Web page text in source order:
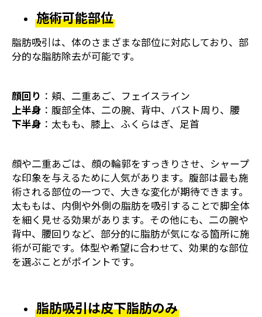
施術可能部位
脂肪吸引は、体のさまざまな部位に対応しており、部
分的な脂肪除去が可能です。
顔回り ：頬、二重あご、フェイスライン
上半身 ：腹部全体、二の腕、背中、バスト周り、腰
下半身 ：太もも、膝上、ふくらはぎ、足首
顔や二重あごは、顔の輪郭をすっきりさせ、シャープ
な印象を与えるために人気があります。腹部は最も施
術される部位の一つで、大きな変化が期待できます。
太ももは、内側や外側の脂肪を吸引することで脚全体
を細く見せる効果があります。その他にも、二の腕や
背中、腰回りなど、部分的に脂肪が気になる箇所に施
術が可能です。体型や希望に合わせて、効果的な部位
を選ぶことがポイントです。
脂肪吸引は皮下脂肪のみ